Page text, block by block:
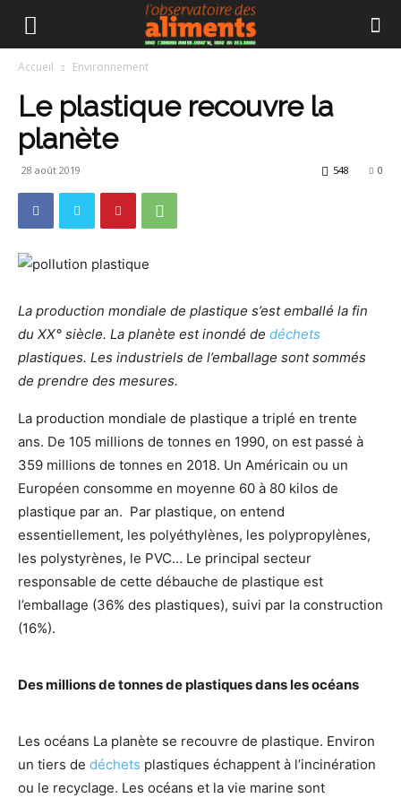
Accueil Environnement
Le plastique recouvre la
planète
28 août 2019 0
548
La production mondiale de plastique s’est emballé la fin
du XX° siècle. La planète est inondé de déchets
plastiques. Les industriels de l’emballage sont sommés
de prendre des mesures.
La production mondiale de plastique a triplé en trente
ans. De 105 millions de tonnes en 1990, on est passé à
359 millions de tonnes en 2018. Un Américain ou un
Européen consomme en moyenne 60 à 80 kilos de
plastique par an. Par plastique, on entend
essentiellement, les polyéthylènes, les polypropylènes,
les polystyrènes, le PVC… Le principal secteur
responsable de cette débauche de plastique est
l’emballage (36% des plastiques), suivi par la construction
(16%).
Des millions de tonnes de plastiques dans les océans
Les océans La planète se recouvre de plastique. Environ
un tiers de déchets plastiques échappent à l’incinération
ou le recyclage. Les océans et la vie marine sont